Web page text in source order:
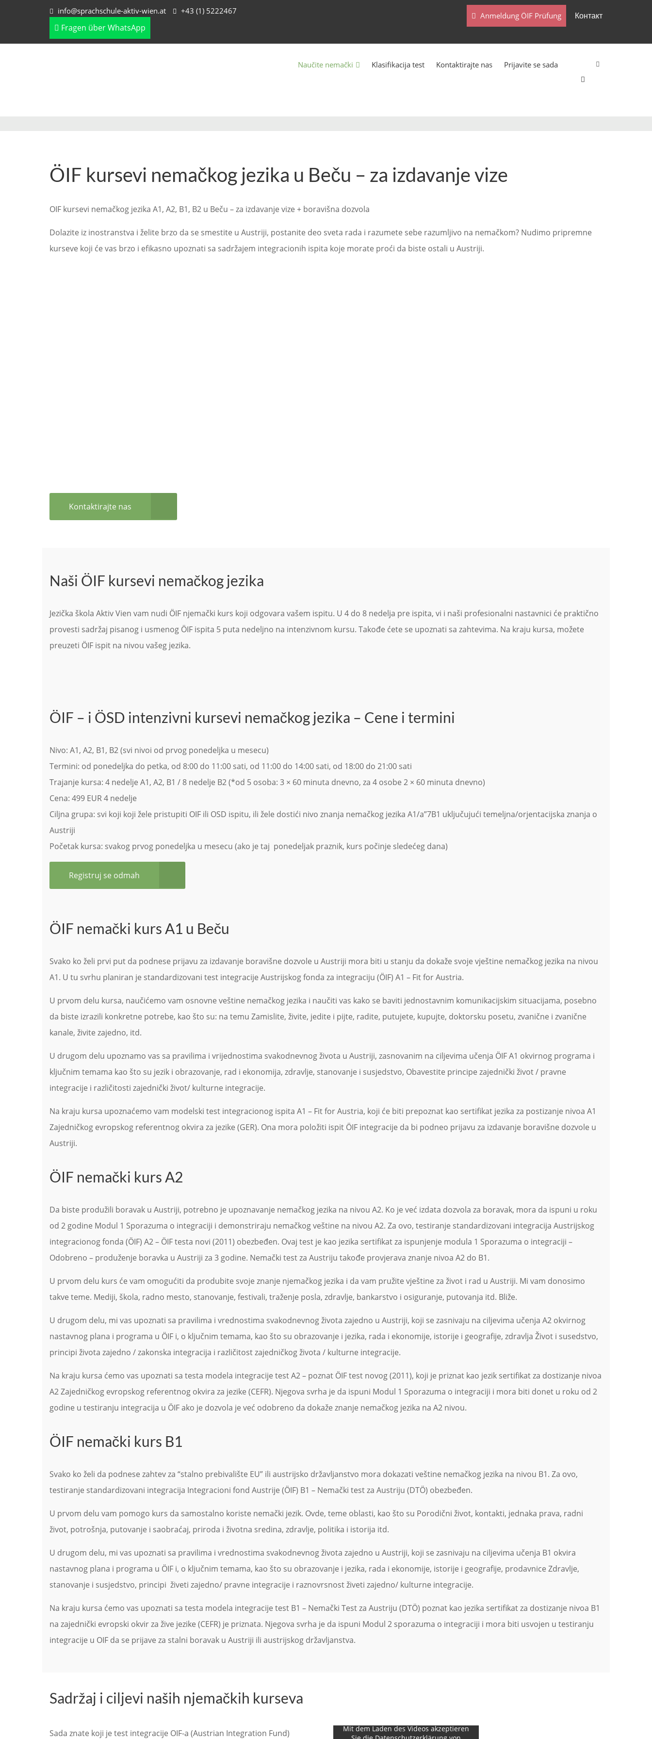
info@sprachschule-aktiv-wien.at +43 (1) 5222467
Fragen über WhatsApp
Anmeldung ÖIF Prüfung Контакт
Naučite nemački Klasifikacija test Kontaktirajte nas Prijavite se sada
ÖIF kursevi nemačkog jezika u Beču – za izdavanje vize
OIF kursevi nemačkog jezika A1, A2, B1, B2 u Beču – za izdavanje vize + boravišna dozvola
Dolazite iz inostranstva i želite brzo da se smestite u Austriji, postanite deo sveta rada i razumete sebe razumljivo na nemačkom? Nudimo pripremne
kurseve koji će vas brzo i efikasno upoznati sa sadržajem integracionih ispita koje morate proći da biste ostali u Austriji.
Kontaktirajte nas
Naši ÖIF kursevi nemačkog jezika
Jezička škola Aktiv Vien vam nudi ÖIF njemački kurs koji odgovara vašem ispitu. U 4 do 8 nedelja pre ispita, vi i naši profesionalni nastavnici će praktično
provesti sadržaj pisanog i usmenog ÖIF ispita 5 puta nedeljno na intenzivnom kursu. Takođe ćete se upoznati sa zahtevima. Na kraju kursa, možete
preuzeti ÖIF ispit na nivou vašeg jezika.
ÖIF – i ÖSD intenzivni kursevi nemačkog jezika – Cene i termini
Nivo: A1, A2, B1, B2 (svi nivoi od prvog ponedeljka u mesecu)
Termini: od ponedeljka do petka, od 8:00 do 11:00 sati, od 11:00 do 14:00 sati, od 18:00 do 21:00 sati
Trajanje kursa: 4 nedelje A1, A2, B1 / 8 nedelje B2 (*od 5 osoba: 3 × 60 minuta dnevno, za 4 osobe 2 × 60 minuta dnevno)
Cena: 499 EUR 4 nedelje
Ciljna grupa: svi koji koji žele pristupiti OIF ili OSD ispitu, ili žele dostići nivo znanja nemačkog jezika A1/a”7B1 uključujući temeljna/orjentacijska znanja o
Austriji
Početak kursa: svakog prvog ponedeljka u mesecu (ako je taj ponedeljak praznik, kurs počinje sledećeg dana)
Registruj se odmah
ÖIF nemački kurs A1 u Beču
Svako ko želi prvi put da podnese prijavu za izdavanje boravišne dozvole u ​​Austriji mora biti u stanju da dokaže svoje vještine nemačkog jezika na nivou
A1. U tu svrhu planiran je standardizovani test integracije Austrijskog fonda za integraciju (ÖIF) A1 – Fit for Austria.
U prvom delu kursa, naučićemo vam osnovne veštine nemačkog jezika i naučiti vas kako se baviti jednostavnim komunikacijskim situacijama, posebno
da biste izrazili konkretne potrebe, kao što su: na temu Zamislite, živite, jedite i pijte, radite, putujete, kupujte, doktorsku posetu, zvanične i zvanične
kanale, živite zajedno, itd.
U drugom delu upoznamo vas sa pravilima i vrijednostima svakodnevnog života u Austriji, zasnovanim na ciljevima učenja ÖIF A1 okvirnog programa i
ključnim temama kao što su jezik i obrazovanje, rad i ekonomija, zdravlje, stanovanje i susjedstvo, Obavestite principe zajednički život / pravne
integracije i različitosti zajednički život/ kulturne integracije.
Na kraju kursa upoznaćemo vam modelski test integracionog ispita A1 – Fit for Austria, koji će biti prepoznat kao sertifikat jezika za postizanje nivoa A1
Zajedničkog evropskog referentnog okvira za jezike (GER). Ona mora položiti ispit ÖIF integracije da bi podneo prijavu za izdavanje boravišne dozvole u ​​
Austriji.
ÖIF nemački kurs A2
Da biste produžili boravak u Austriji, potrebno je upoznavanje nemačkog jezika na nivou A2. Ko je već izdata dozvola za boravak, mora da ispuni u roku
od 2 godine Modul 1 Sporazuma o integraciji i demonstriraju nemačkog veštine na nivou A2. Za ovo, testiranje standardizovani integracija Austrijskog
integracionog fonda (ÖIF) A2 – ÖIF testa novi (2011) obezbeđen. Ovaj test je kao jezika sertifikat za ispunjenje modula 1 Sporazuma o integraciji –
Odobreno – produženje boravka u Austriji za 3 godine. Nemački test za Austriju takođe provjerava znanje nivoa A2 do B1.
U prvom delu kurs će vam omogućiti da produbite svoje znanje njemačkog jezika i da vam pružite vještine za život i rad u Austriji. Mi vam donosimo
takve teme. Mediji, škola, radno mesto, stanovanje, festivali, traženje posla, zdravlje, bankarstvo i osiguranje, putovanja itd. Bliže.
U drugom delu, mi vas upoznati sa pravilima i vrednostima svakodnevnog života zajedno u Austriji, koji se zasnivaju na ciljevima učenja A2 okvirnog
nastavnog plana i programa u ÖIF i, o ključnim temama, kao što su obrazovanje i jezika, rada i ekonomije, istorije i geografije, zdravlja Život i susedstvo,
principi života zajedno / zakonska integracija i različitost zajedničkog života / kulturne integracije.
Na kraju kursa ćemo vas upoznati sa testa modela integracije test A2 – poznat ÖIF test novog (2011), koji je priznat kao jezik sertifikat za dostizanje nivoa
A2 Zajedničkog evropskog referentnog okvira za jezike (CEFR). Njegova svrha je da ispuni Modul 1 Sporazuma o integraciji i mora biti donet u roku od 2
godine u testiranju integracija u ÖIF ako je dozvola je već odobreno da dokaže znanje nemačkog jezika na A2 nivou.
ÖIF nemački kurs B1
Svako ko želi da podnese zahtev za “stalno prebivalište EU” ili austrijsko državljanstvo mora dokazati veštine nemačkog jezika na nivou B1. Za ovo,
testiranje standardizovani integracija Integracioni fond Austrije (ÖIF) B1 – Nemački test za Austriju (DTÖ) obezbeđen.
U prvom delu vam pomogo kurs da samostalno koriste nemački jezik. Ovde, teme oblasti, kao što su Porodični život, kontakti, jednaka prava, radni
život, potrošnja, putovanje i saobraćaj, priroda i životna sredina, zdravlje, politika i istorija itd.
U drugom delu, mi vas upoznati sa pravilima i vrednostima svakodnevnog života zajedno u Austriji, koji se zasnivaju na ciljevima učenja B1 okvira
nastavnog plana i programa u ÖIF i, o ključnim temama, kao što su obrazovanje i jezika, rada i ekonomije, istorije i geografije, prodavnice Zdravlje,
stanovanje i susjedstvo, principi živeti zajedno/ pravne integracije i raznovrsnost živeti zajedno/ kulturne integracije.
Na kraju kursa ćemo vas upoznati sa testa modela integracije test B1 – Nemački Test za Austriju (DTÖ) poznat kao jezika sertifikat za dostizanje nivoa B1
na zajednički evropski okvir za žive jezike (CEFR) je priznata. Njegova svrha je da ispuni Modul 2 sporazuma o integraciji i mora biti usvojen u testiranju
integracije u OIF da se prijave za stalni boravak u Austriji ili austrijskog državljanstva.
Sadržaj i ciljevi naših njemačkih kurseva
Sada znate koji je test integracije OIF-a (Austrian Integration Fund)
Mit dem Laden des Videos akzeptieren